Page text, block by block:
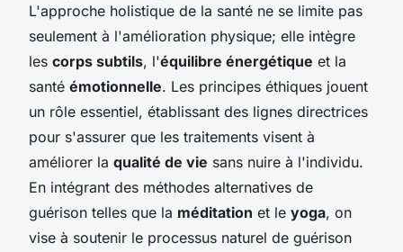
L'approche holistique de la santé ne se limite pas
seulement à l'amélioration physique; elle intègre
les corps subtils, l'équilibre énergétique et la
santé émotionnelle. Les principes éthiques jouent
un rôle essentiel, établissant des lignes directrices
pour s'assurer que les traitements visent à
améliorer la qualité de vie sans nuire à l'individu.
En intégrant des méthodes alternatives de
guérison telles que la méditation et le yoga, on
vise à soutenir le processus naturel de guérison